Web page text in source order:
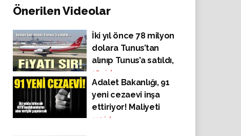
Önerilen Videolar
İki yıl önce 78 milyon
dolara Tunus’tan
alınıp Tunus’a satıldı,
fiyatı sır!
364 izlenme
Adalet Bakanlığı, 91
yeni cezaevi inşa
ettiriyor! Maliyeti
bakın ne kadar!
125 izlenme